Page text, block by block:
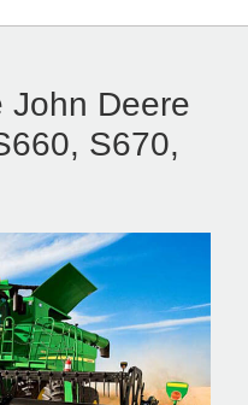
John Deere
S670,